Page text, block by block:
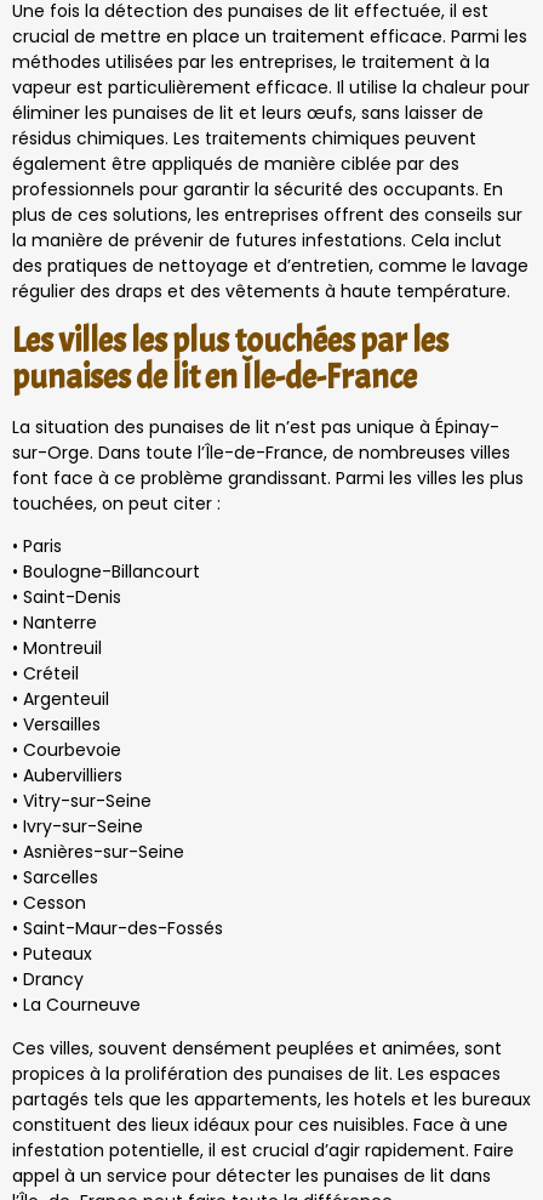
Une fois la détection des punaises de lit effectuée, il est
crucial de mettre en place un traitement efficace. Parmi les
méthodes utilisées par les entreprises, le traitement à la
vapeur est particulièrement efficace. Il utilise la chaleur pour
éliminer les punaises de lit et leurs œufs, sans laisser de
résidus chimiques. Les traitements chimiques peuvent
également être appliqués de manière ciblée par des
professionnels pour garantir la sécurité des occupants. En
plus de ces solutions, les entreprises offrent des conseils sur
la manière de prévenir de futures infestations. Cela inclut
des pratiques de nettoyage et d’entretien, comme le lavage
régulier des draps et des vêtements à haute température.
Les villes les plus touchées par les
punaises de lit en Île-de-France
La situation des punaises de lit n’est pas unique à Épinay-
sur-Orge. Dans toute l’Île-de-France, de nombreuses villes
font face à ce problème grandissant. Parmi les villes les plus
touchées, on peut citer :
• Paris
• Boulogne-Billancourt
• Saint-Denis
• Nanterre
• Montreuil
• Créteil
• Argenteuil
• Versailles
• Courbevoie
• Aubervilliers
• Vitry-sur-Seine
• Ivry-sur-Seine
• Asnières-sur-Seine
• Sarcelles
• Cesson
• Saint-Maur-des-Fossés
• Puteaux
• Drancy
• La Courneuve
Ces villes, souvent densément peuplées et animées, sont
propices à la prolifération des punaises de lit. Les espaces
partagés tels que les appartements, les hotels et les bureaux
constituent des lieux idéaux pour ces nuisibles. Face à une
infestation potentielle, il est crucial d’agir rapidement. Faire
appel à un service pour détecter les punaises de lit dans